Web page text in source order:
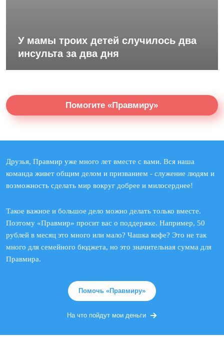
У мамы троих детей случилось два
инсульта за два дня
Помогите «Правмиру»
Друзья, Правмир уже много лет вместе с вами. Вся наша
команда живет общим делом и призванием - служение людям и
возможность сделать мир вокруг добрее и милосерднее!
Такое важное и большое дело можно делать только вместе.
Поэтому «Правмир» просит вас о поддержке. Например, 50
рублей в месяц это много или мало? Чашка кофе? Это не так
много для семейного бюджета, но это значительная сумма для
Правмира.
Помочь «Правмиру»
На что пойдут мои деньги